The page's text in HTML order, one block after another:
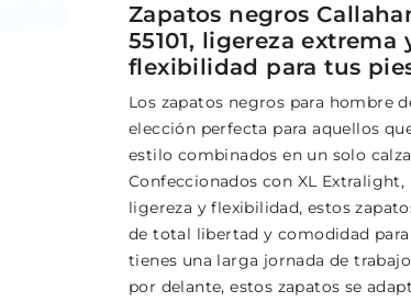
Zapatos negros
55101, ligereza extrema
flexibilidad para tus
Los zapatos negros para hombre
elección perfecta para aquellos
estilo combinados en un solo
Confeccionados con XL
ligereza y flexibilidad, estos
de total libertad y comodidad
tienes una larga jornada de
por delante, estos zapatos se